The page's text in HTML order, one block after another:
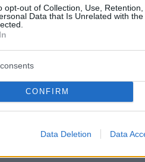
opt-out of Collection, Use,
Data that Is Unrelated with
CONFIRM
Data Deletion Data
December
η αλλαγή της
ταυτόχρονα μια
Maplecroft.